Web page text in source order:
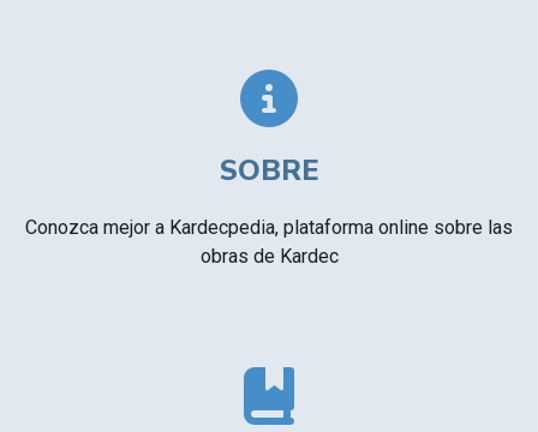
SOBRE
Conozca mejor a Kardecpedia, plataforma online sobre las
obras de Kardec